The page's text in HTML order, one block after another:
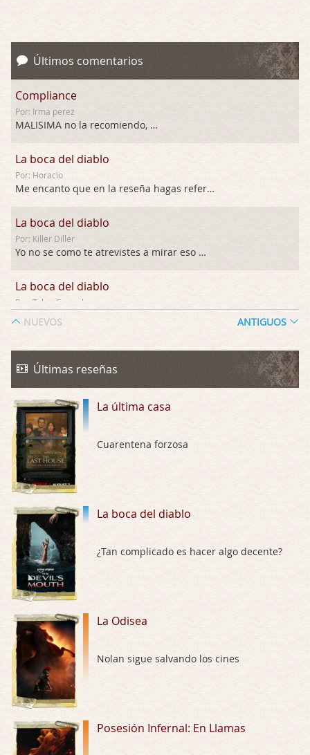
Últimos comentarios
Compliance
Por: Irma perez
MALISIMA no la recomiendo, …
La boca del diablo
Por: Horacio
Me encanto que en la reseña hagas referen …
La boca del diablo
Por: Killer Diller
Yo no se como te atrevistes a mirar eso …
La boca del diablo
Por: Talan Gwynek
La Odisea
Por: Talan Gwynek
La Odisea
Por: Draghann
No sé si entrar en polémicas con respect …
Trance
Por: Luar
El señor de las moscas
Por: Luar
Hungry
Por: Croc
Las 10 películas gore de Almas Oscuras
Por: JORDI CRUYFF
Possession
Por: Chupasangre
NUEVOS ANTIGUOS
Últimas reseñas
La última casa
Cuarentena forzosa
La boca del diablo
¿Tan complicado es hacer algo decente?
La Odisea
Nolan sigue salvando los cines
Posesión Infernal: En Llamas